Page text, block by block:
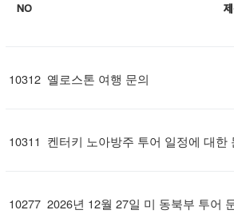
NO
10312 옐로스톤 여행 문의
10311 켄터키 노아방주 투어 일정에 대한
10277 2026년 12월 27일 미 동북부 투어